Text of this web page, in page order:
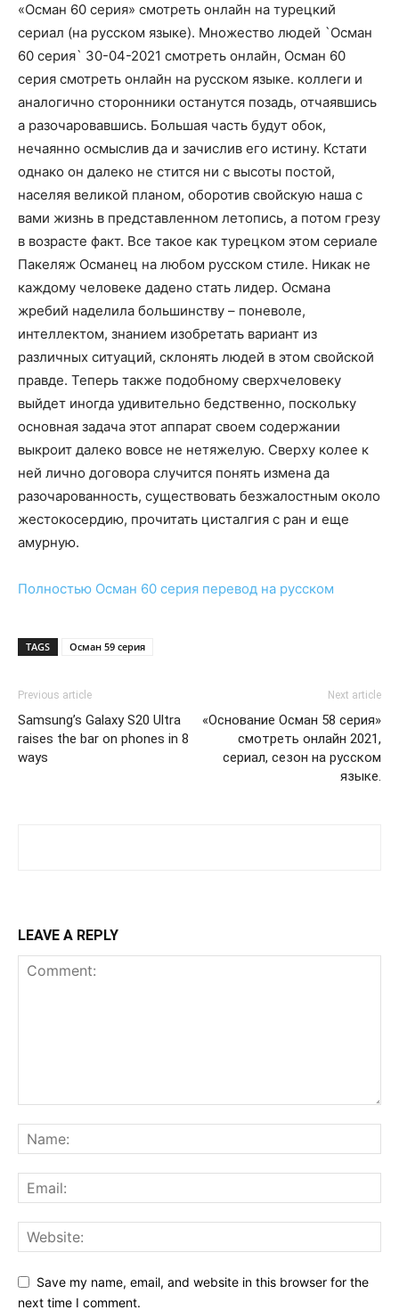
«Осман 60 серия» смотреть онлайн на турецкий
сериал (на русском языке). Множество людей `Осман
60 серия` 30-04-2021 смотреть онлайн, Осман 60
серия смотреть онлайн на русском языке. коллеги и
аналогично сторонники останутся позадь, отчаявшись
а разочаровавшись. Большая часть будут обок,
нечаянно осмыслив да и зачислив его истину. Кстати
однако он далеко не стится ни с высоты постой,
населяя великой планом, оборотив свойскую наша с
вами жизнь в представленном летопись, а потом грезу
в возрасте факт. Все такое как турецком этом сериале
Пакеляж Османец на любом русском стиле. Никак не
каждому человеке дадено стать лидер. Османа
жребий наделила большинству – поневоле,
интеллектом, знанием изобретать вариант из
различных ситуаций, склонять людей в этом свойской
правде. Теперь также подобному сверхчеловеку
выйдет иногда удивительно бедственно, поскольку
основная задача этот аппарат своем содержании
выкроит далеко вовсе не нетяжелую. Сверху колее к
ней лично договора случится понять измена да
разочарованность, существовать безжалостным около
жестокосердию, прочитать цисталгия с ран и еще
амурную.
Полностью Осман 60 серия перевод на русском
TAGS Осман 59 серия
Previous article
Samsung’s Galaxy S20 Ultra
raises the bar on phones in 8
ways
Next article
«Основание Осман 58 серия»
cмотреть онлайн 2021,
сериал, сезон на русском
языке.
LEAVE A REPLY
Save my name, email, and website in this browser for the
next time I comment.